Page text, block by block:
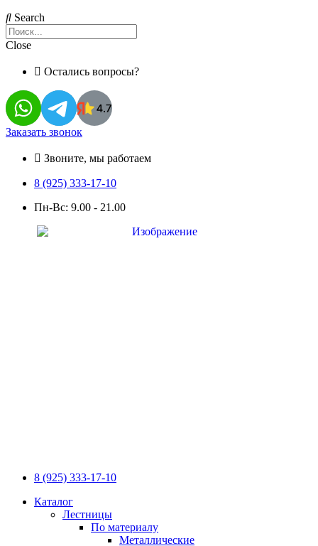
Search
Close
Остались вопросы?
Заказать звонок
Звоните, мы работаем
8 (925) 333-17-10
Пн-Вс: 9.00 - 21.00
8 (925) 333-17-10
Каталог
Лестницы
По материалу
Металлические